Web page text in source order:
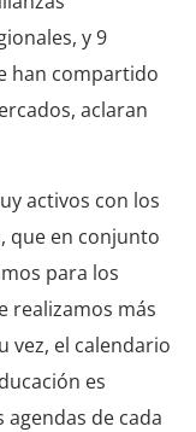
y 9
han compartido
aclaran
activos con los
que en conjunto
para los
realizamos más
vez, el calendario
es
de cada